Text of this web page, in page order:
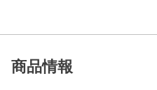
商品情報